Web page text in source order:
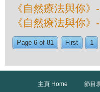
《自然療法與你
《自然療法與你
Page 6 of 81 First 1
主頁 Home 節目